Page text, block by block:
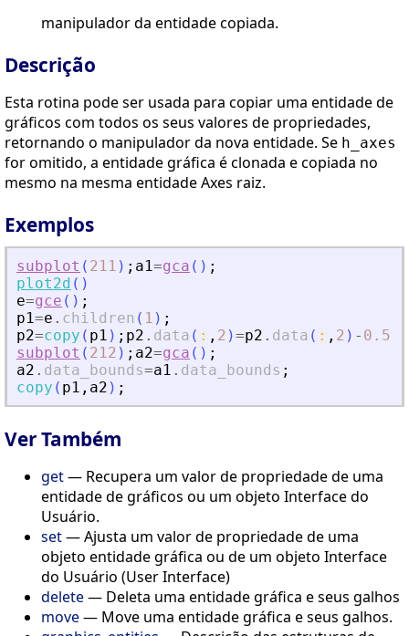
manipulador da entidade copiada.
Descrição
Esta rotina pode ser usada para copiar uma entidade de
gráficos com todos os seus valores de propriedades,
retornando o manipulador da nova entidade. Se h_axes
for omitido, a entidade gráfica é clonada e copiada no
mesmo na mesma entidade Axes raiz.
Exemplos
subplot ( 211 ) ; a1=gca ( ) ;
plot2d ( )
e=gce ( ) ;
p1=e . children ( 1 ) ;
p2=copy ( p1 ) ; p2 . data ( : , 2 )=p2 . data ( : , 2 ) - 0.5
subplot ( 212 ) ; a2=gca ( ) ;
a2 . data_bounds=a1 . data_bounds ;
copy ( p1 , a2 ) ;
Ver Também
get— Recupera um valor de propriedade de uma
entidade de gráficos ou um objeto Interface do
Usuário.
set— Ajusta um valor de propriedade de uma
objeto entidade gráfica ou de um objeto Interface
do Usuário (User Interface)
delete— Deleta uma entidade gráfica e seus galhos
move— Move uma entidade gráfica e seus galhos.